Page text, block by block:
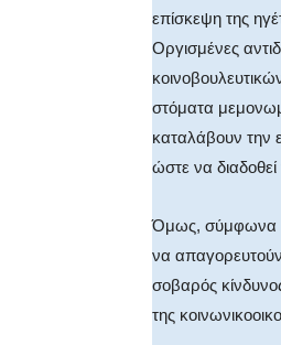
επίσκεψη της
Οργισμένες
στόματα
καταλάβουν την
ώστε να διαδοθεί
Όμως, σύμφωνα
να απαγορευτούν
σοβαρός
της